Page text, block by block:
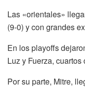
Las «orientales»
(9-0) y con grandes
En los playoffs
Luz y Fuerza,
Por su parte, Mitre,